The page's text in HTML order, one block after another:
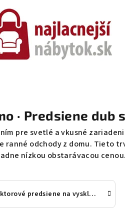
· Predsiene dub
pre svetlé a vkusné
ranné odchody z domu. Tieto
nízkou obstarávacou cenou.
Sektorové predsiene na vyskladanie